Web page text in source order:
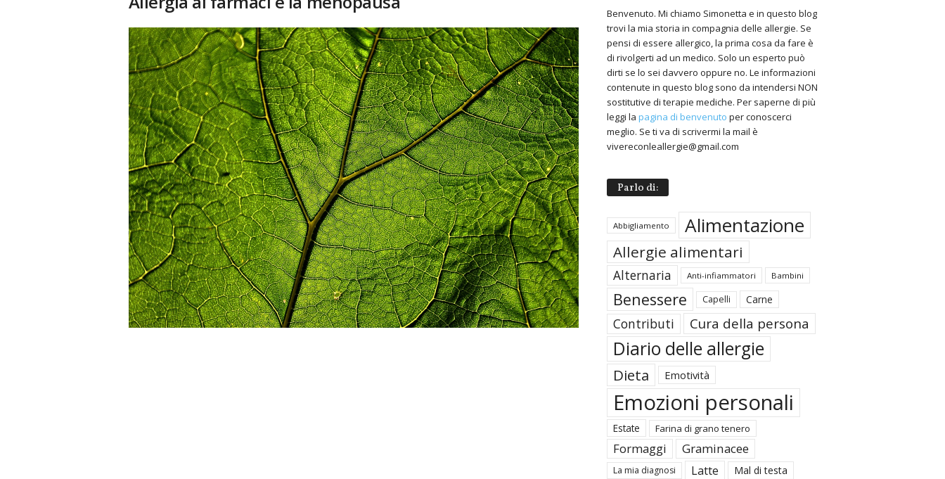
Benvenuto. Mi chiamo Simonetta e in questo blog
trovi la mia storia in compagnia delle allergie. Se
pensi di essere allergico, la prima cosa da fare è
di rivolgerti ad un medico. Solo un esperto può
dirti se lo sei davvero oppure no. Le informazioni
contenute in questo blog sono da intendersi NON
sostitutive di terapie mediche. Per saperne di più
leggi la pagina di benvenuto per conoscerci
meglio. Se ti va di scrivermi la mail è
vivereconleallergie@gmail.com
Parlo di:
Abbigliamento Alimentazione
Allergie alimentari
Alternaria Anti-infiammatori Bambini
Benessere Capelli Carne
Contributi Cura della persona
Diario delle allergie
Dieta Emotività
Emozioni personali
Estate Farina di grano tenero
Formaggi Graminacee
La mia diagnosi Latte Mal di testa